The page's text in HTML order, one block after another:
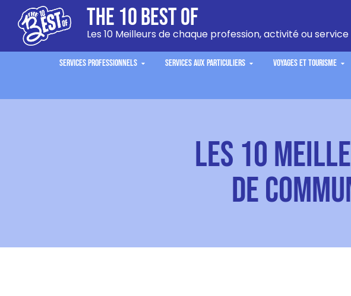
The 10 Best Of
Les 10 Meilleurs de chaque profession, activité ou service
Services Professionnels Services aux Particuliers Voyages et Tourisme
Les 10
de